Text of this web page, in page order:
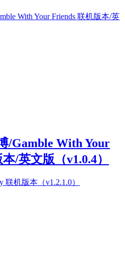
/Gamble With Your
/英文版（v1.0.4）